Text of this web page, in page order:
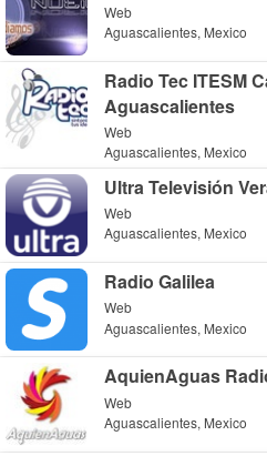
Web
Aguascalientes, Mexico
Radio Tec ITESM
Aguascalientes
Web
Aguascalientes, Mexico
Ultra Televisión
Web
Aguascalientes, Mexico
Radio Galilea
Web
Aguascalientes, Mexico
AquienAguas
Web
Aguascalientes, Mexico